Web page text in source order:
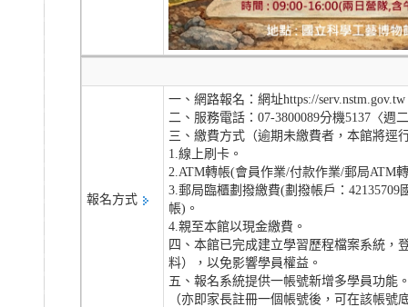
報名方式
一、網路報名：網址https://
二、服務電話：07-3800089分機5137〈週
三、繳費方式（逾期未繳費者，本館將逕
1.線上刷卡。
2.ATM轉帳(會員作業/付款作業/郵局ATM
3.郵局臨櫃劃撥繳費(劃撥帳戶：
帳)。
4.親至本館以現金繳費。
四、本館已完成建立學習歷程檔案系統，
料），以免影響學員權益。
五、報名系統提供一帳號新增多學員功能
（亦即家長註冊一個帳號後，可在該帳